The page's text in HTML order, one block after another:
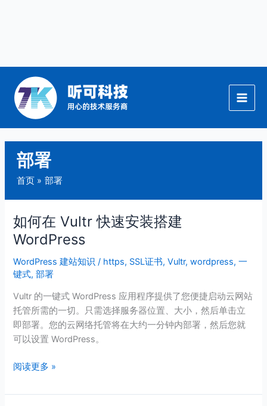
部署
首页 部署
如何在 Vultr 快速安装搭建
WordPress
WordPress 建站知识 / https, SSL证书,Vultr,wordpress,一
键式,部署
Vultr 的一键式 WordPress 应用程序提供了您便捷启动云网站
托管所需的一切。只需选择服务器位置、大小，然后单击立
即部署。您的云网络托管将在大约一分钟内部署，然后您就
可以设置 WordPress。
如
何
在
Vultr
快
速
安
装
搭
WordPress
阅读更多 »